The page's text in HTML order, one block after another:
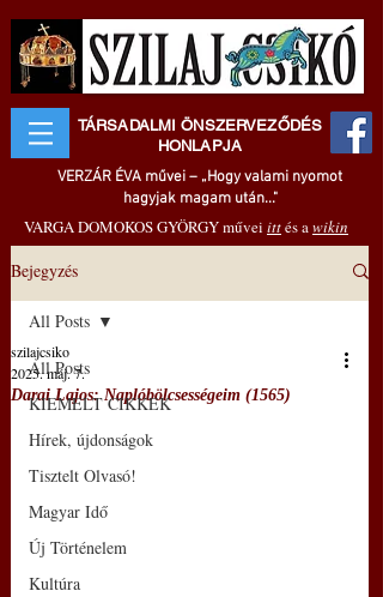
TÁRSADALMI ÖNSZERVEZŐDÉS
HONLAPJA
VERZÁR ÉVA művei – „Hogy valami nyomot
hagyjak magam után..."
VARGA DOMOKOS GYÖRGY művei ittés awikin
Bejegyzés
All Posts
KIEMELT CIKKEK
Hírek, újdonságok
Tisztelt Olvasó!
Magyar Idő
Új Történelem
Kultúra
All Posts
Darai Lajos: Naplóbölcsességeim (1565)
szilajcsiko
2025. máj. 7.